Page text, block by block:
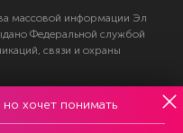
массовой информации Эл
Федеральной службой
связи и охраны
Эксперт»
но хочет понимать